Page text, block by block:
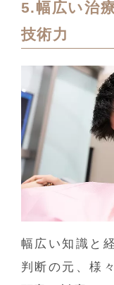
5.幅広い治
技術力
幅広い知識と
判断の元、様